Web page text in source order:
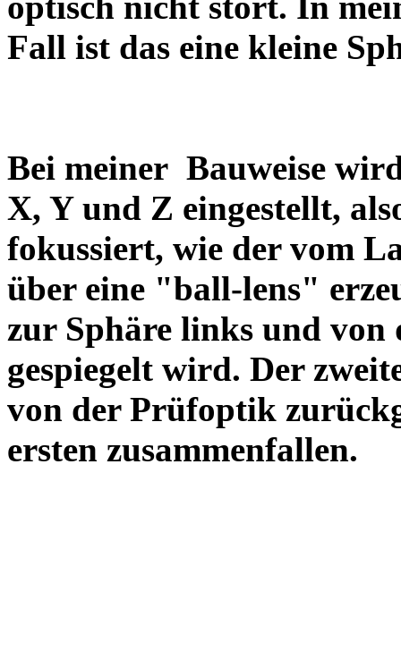
Fall ist das eine kleine
Bei meiner Bauweise
X, Y und Z eingestellt,
fokussiert, wie der vom
über eine "ball-lens"
zur Sphäre links und
gespiegelt wird. Der
von der Prüfoptik
ersten